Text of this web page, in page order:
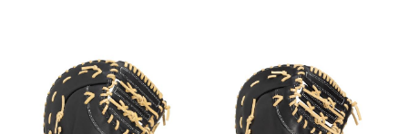
バレーボール